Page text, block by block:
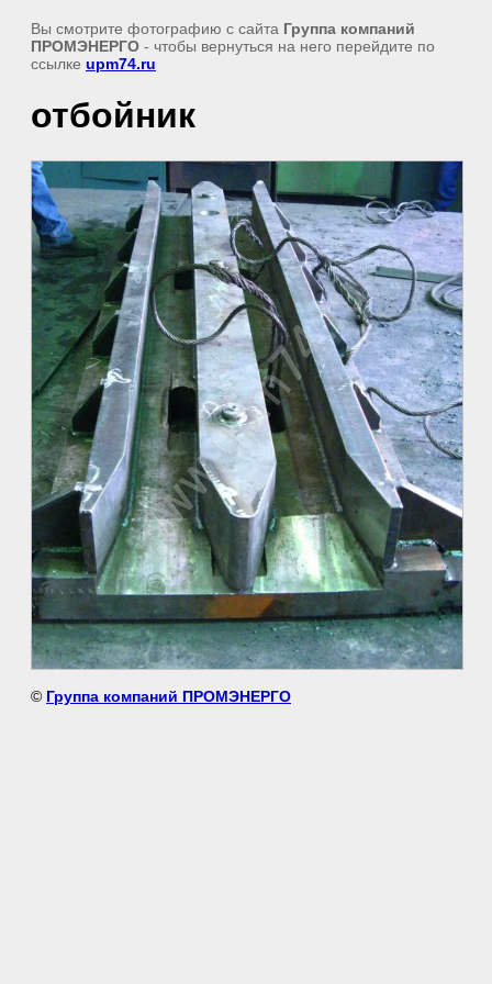
Вы смотрите фотографию с сайта Группа компаний
ПРОМЭНЕРГО - чтобы вернуться на него перейдите по
ссылке upm74.ru
отбойник
© Группа компаний ПРОМЭНЕРГО